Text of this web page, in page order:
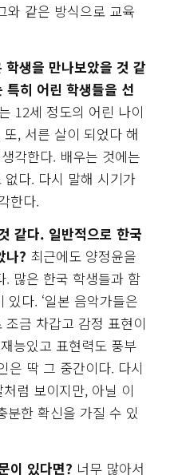
와 같은 방식으로 교육
생을 만나보았을 것 같
히 어린 학생들을 선
12세 정도의 어린 나이
, 서른 살이 되었다 해
각한다. 배우는 것에는
다. 다시 말해 시기가
한다.
같다. 일반적으로 한국
나? 최근에도 양정윤을
. 많은 한국 학생들과 함
다. ‘일본 음악가들은
금 차갑고 감정 표현이
능있고 표현력도 풍부
은 딱 그 중간이다. 다시
럼 보이지만, 아닐 이
분한 확신을 가질 수 있
이 있다면? 너무 많아서